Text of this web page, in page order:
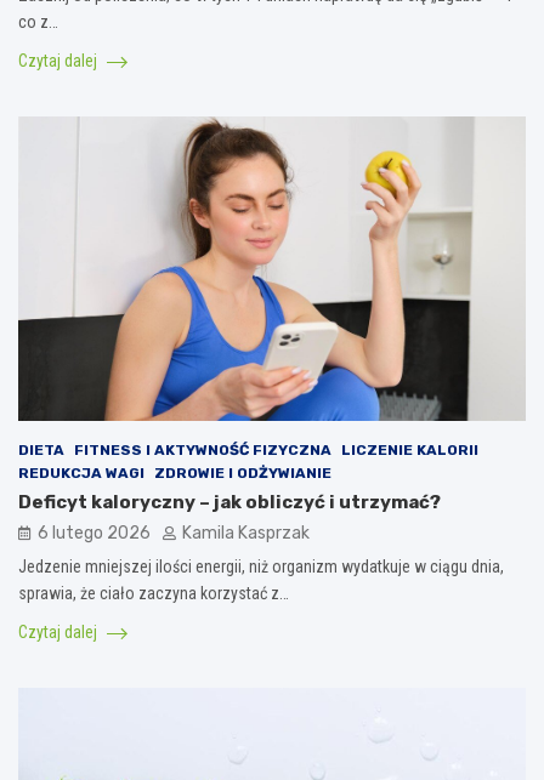
co z…
Czytaj dalej
DIETA FITNESS I AKTYWNOŚĆ FIZYCZNA
LICZENIE KALORII
REDUKCJA WAGI
ZDROWIE I ODŻYWIANIE
Deficyt kaloryczny – jak obliczyć i utrzymać?
6 lutego 2026 Kamila Kasprzak
Jedzenie mniejszej ilości energii, niż organizm wydatkuje w ciągu dnia,
sprawia, że ciało zaczyna korzystać z…
Czytaj dalej